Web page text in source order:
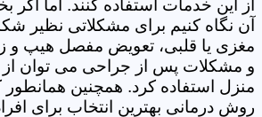
از این خدمات استفاده کنند. اما اگر
آن نگاه کنیم برای مشکلاتی نظیر
مغزی یا قلبی، تعویض مفصل هیپ و
و مشکلات پس از جراحی می توان از
منزل استفاده کرد. همچنین همانطور
روش درمانی بهترین انتخاب برای